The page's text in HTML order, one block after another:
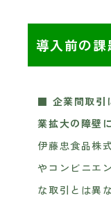
導入前の課
■ 企業間取引
業拡大の障壁に
伊藤忠食品株
やコンビニエ
な取引とは異